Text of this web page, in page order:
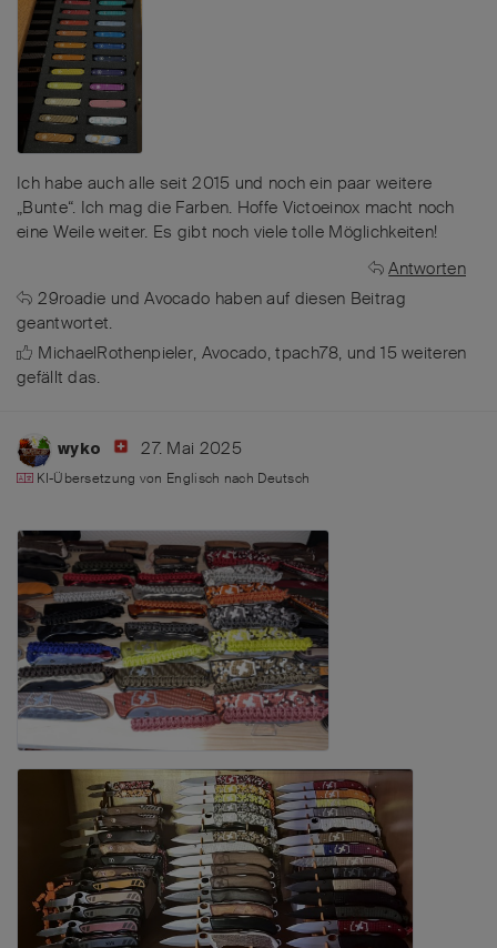
Ich habe auch alle seit 2015 und noch ein paar weitere
„Bunte“. Ich mag die Farben. Hoffe Victoeinox macht noch
eine Weile weiter. Es gibt noch viele tolle Möglichkeiten!
Antworten
29roadie undAvocado haben auf diesen Beitrag
geantwortet.
MichaelRothenpieler, Avocado,tpach78, und15 weiteren
gefällt das.
wyko 27. Mai 2025
KI-Übersetzung von Englisch nach Deutsch